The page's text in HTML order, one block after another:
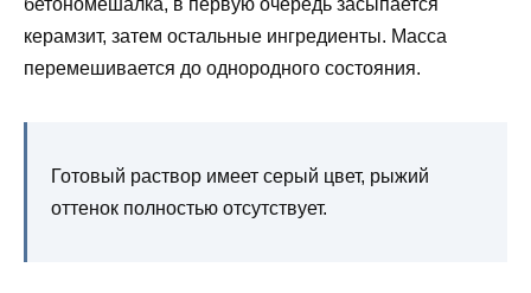
керамзит, затем остальные ингредиенты. Масса
перемешивается до однородного состояния.
Готовый раствор имеет серый цвет, рыжий
оттенок полностью отсутствует.